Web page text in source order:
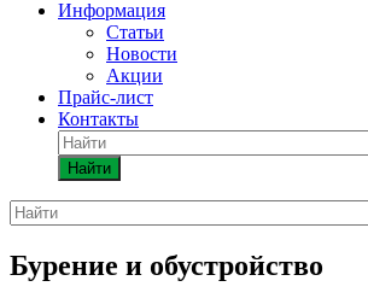
Информация
Статьи
Новости
Акции
Прайс-лист
Контакты
Найти
Бурение и обустройство